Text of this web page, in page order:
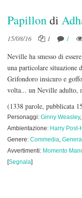
Papillondi
15/08/16 1 1
Neville ha smesso di
una particolare situazione
Grifondoro insicuro e
volta... un Neville adulto,
(1338 parole, pubblicata
Personaggi: Ginny Weasley,
Ambientazione: Harry
Genere: Commedia,
Avvertimenti: Momento
[Segnala]